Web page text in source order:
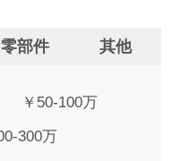
零部件 其他
￥50-100万
300万